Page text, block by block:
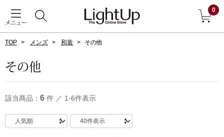
メニュー
0
すべて見る アウター
TOP メンズ 和装 その他
その他
該当商品： 6 件 ／ 1-6件表示